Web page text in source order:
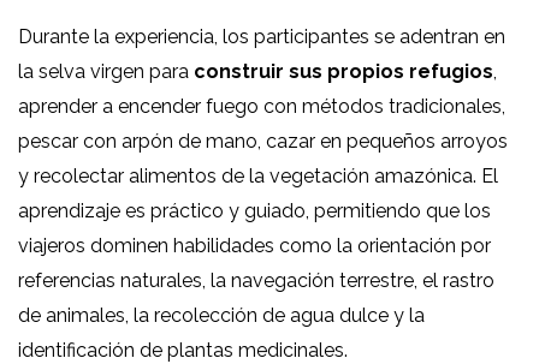
Durante la experiencia, los participantes se adentran en
la selva virgen para construir sus propios refugios,
aprender a encender fuego con métodos tradicionales,
pescar con arpón de mano, cazar en pequeños arroyos
y recolectar alimentos de la vegetación amazónica. El
aprendizaje es práctico y guiado, permitiendo que los
viajeros dominen habilidades como la orientación por
referencias naturales, la navegación terrestre, el rastro
de animales, la recolección de agua dulce y la
identificación de plantas medicinales.